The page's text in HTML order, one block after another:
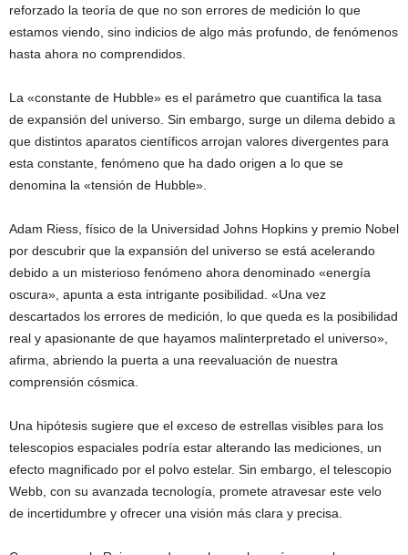
reforzado la teoría de que no son errores de medición lo que
estamos viendo, sino indicios de algo más profundo, de fenómenos
hasta ahora no comprendidos.
La «constante de Hubble» es el parámetro que cuantifica la tasa
de expansión del universo. Sin embargo, surge un dilema debido a
que distintos aparatos científicos arrojan valores divergentes para
esta constante, fenómeno que ha dado origen a lo que se
denomina la «tensión de Hubble».
Adam Riess, físico de la Universidad Johns Hopkins y premio Nobel
por descubrir que la expansión del universo se está acelerando
debido a un misterioso fenómeno ahora denominado «energía
oscura», apunta a esta intrigante posibilidad. «Una vez
descartados los errores de medición, lo que queda es la posibilidad
real y apasionante de que hayamos malinterpretado el universo»,
afirma, abriendo la puerta a una reevaluación de nuestra
comprensión cósmica.
Una hipótesis sugiere que el exceso de estrellas visibles para los
telescopios espaciales podría estar alterando las mediciones, un
efecto magnificado por el polvo estelar. Sin embargo, el telescopio
Webb, con su avanzada tecnología, promete atravesar este velo
de incertidumbre y ofrecer una visión más clara y precisa.